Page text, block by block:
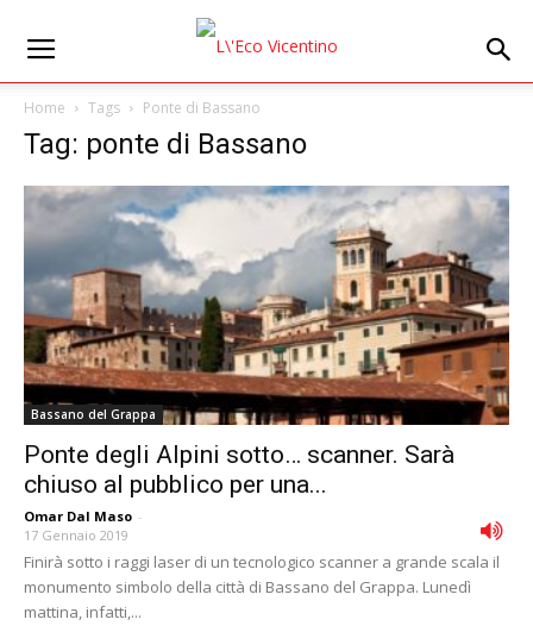
Home Tags Ponte di Bassano
Tag: ponte di Bassano
Bassano del Grappa
Ponte degli Alpini sotto… scanner. Sarà
chiuso al pubblico per una...
Omar Dal Maso -
17 Gennaio 2019
Finirà sotto i raggi laser di un tecnologico scanner a grande scala il
monumento simbolo della città di Bassano del Grappa. Lunedì
mattina, infatti,...